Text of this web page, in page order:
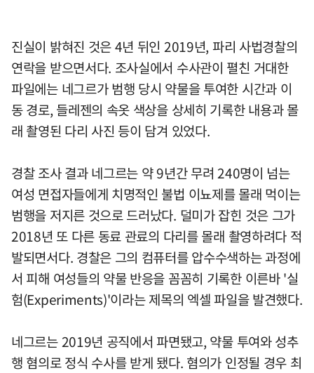
진실이 밝혀진 것은 4년 뒤인 2019년, 파리 사법경찰의
연락을 받으면서다. 조사실에서 수사관이 펼친 거대한
파일에는 네그르가 범행 당시 약물을 투여한 시간과 이
동 경로, 들레젠의 속옷 색상을 상세히 기록한 내용과 몰
래 촬영된 다리 사진 등이 담겨 있었다.
경찰 조사 결과 네그르는 약 9년간 무려 240명이 넘는
여성 면접자들에게 치명적인 불법 이뇨제를 몰래 먹이는
범행을 저지른 것으로 드러났다. 덜미가 잡힌 것은 그가
2018년 또 다른 동료 관료의 다리를 몰래 촬영하려다 적
발되면서다. 경찰은 그의 컴퓨터를 압수수색하는 과정에
서 피해 여성들의 약물 반응을 꼼꼼히 기록한 이른바 '실
험(Experiments)'이라는 제목의 엑셀 파일을 발견했다.
네그르는 2019년 공직에서 파면됐고, 약물 투여와 성추
행 혐의로 정식 수사를 받게 됐다. 혐의가 인정될 경우 최